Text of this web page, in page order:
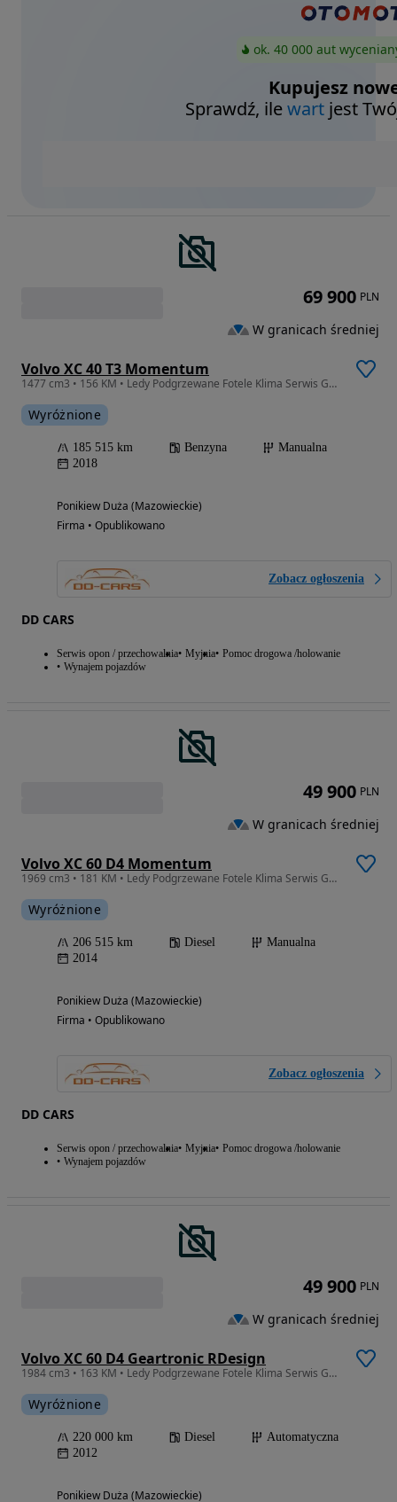
ok. 40 000 aut
Kupujesz
Sprawdź, ilewart jest
Volvo XC 40 T3 Momentum
1477 cm3 • 156 KM • Ledy Podgrzewane Fotele Klima Serwis Gwarancja
Wyróżnione
185 515 km Benzyna
Manualna
2018
Ponikiew Duża (Mazowieckie)
Firma • Opublikowano
Zobacz ogłoszenia
DD CARS
Serwis opon / przechowalnia Myjnia Pomoc drogowa /holowanie
Wynajem pojazdów
69 900 PLN
W granicach średniej
Volvo XC 60 D4 Momentum
1969 cm3 • 181 KM • Ledy Podgrzewane Fotele Klima Serwis Gwarancja
Wyróżnione
206 515 km Diesel
Manualna
2014
Ponikiew Duża (Mazowieckie)
Firma • Opublikowano
Zobacz ogłoszenia
DD CARS
Serwis opon / przechowalnia Myjnia Pomoc drogowa /holowanie
Wynajem pojazdów
49 900 PLN
W granicach średniej
Volvo XC 60 D4 Geartronic RDesign
1984 cm3 • 163 KM • Ledy Podgrzewane Fotele Klima Serwis Gwarancja
Wyróżnione
220 000 km Diesel
Automatyczna
2012
Ponikiew Duża (Mazowieckie)
49 900 PLN
W granicach średniej